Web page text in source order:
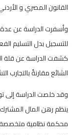
القانون المصري و
وأسفرت الدراسة عن عدة
للتسجيل بدل التسليم
كشفت الدراسة عن قلة
الشائع مقارنةً بالتجارب
وقد خلصت الدراسة إلى
ينظم رهن المال
محكمة نظامية متخصصة